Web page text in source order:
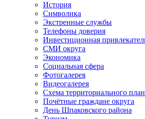
История
Символика
Экстренные службы
Телефоны доверия
Инвестиционная
СМИ округа
Экономика
Социальная сфера
Фотогалерея
Видеогалерея
Схема территориального
Почётные граждане округа
День Шпаковского района